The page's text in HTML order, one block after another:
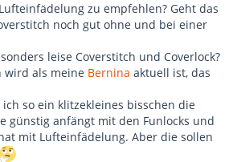
zu empfehlen? Geht das
noch gut ohne und bei einer
leise Coverstitch und Coverlock?
wird als meine Bernina aktuell ist, das
ich so ein klitzekleines bisschen die
günstig anfängt mit den Funlocks und
mit Lufteinfädelung. Aber die sollen